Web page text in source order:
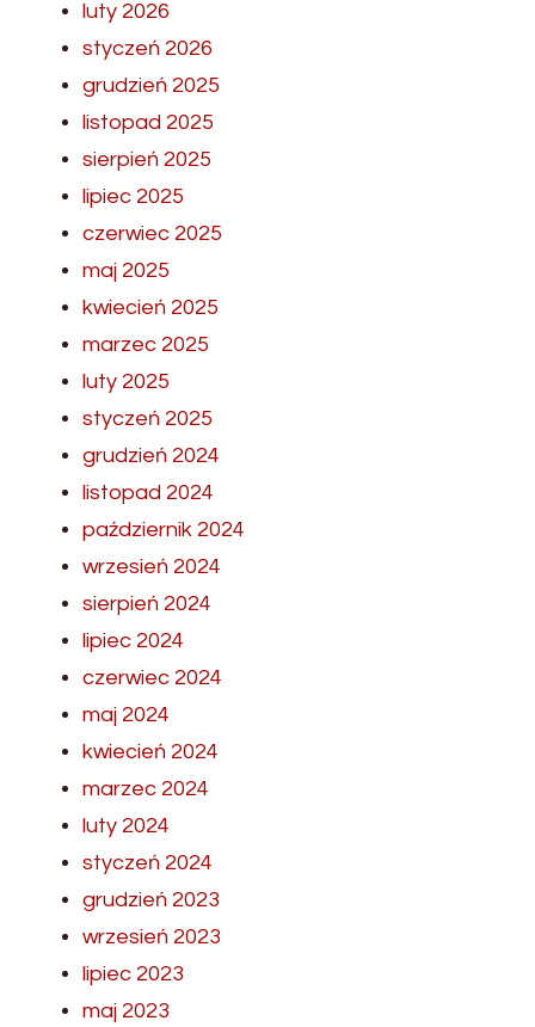
luty 2026
styczeń 2026
grudzień 2025
listopad 2025
sierpień 2025
lipiec 2025
czerwiec 2025
maj 2025
kwiecień 2025
marzec 2025
luty 2025
styczeń 2025
grudzień 2024
listopad 2024
październik 2024
wrzesień 2024
sierpień 2024
lipiec 2024
czerwiec 2024
maj 2024
kwiecień 2024
marzec 2024
luty 2024
styczeń 2024
grudzień 2023
wrzesień 2023
lipiec 2023
maj 2023